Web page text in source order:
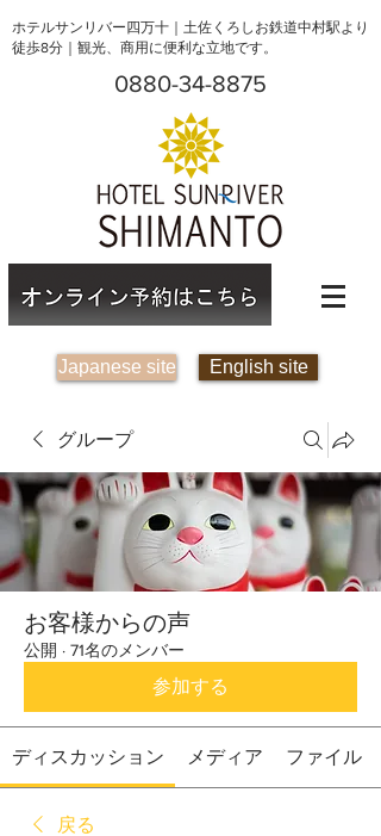
ホテルサンリバー四万十｜土佐くろしお鉄道中村駅より
徒歩8分｜観光、商用に便利な立地です。
0880-34-8875
Japanese site English site
グループ
お客様からの声
公開 · 71名のメンバー
参加する
ディスカッション メディア ファイル
戻る